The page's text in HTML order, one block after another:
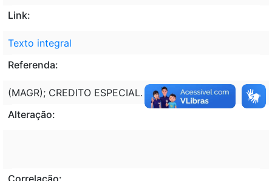
Link:
Texto integral
Referenda:
(MAGR); CREDITO ESPECIAL.
Alteração:
Correlação: